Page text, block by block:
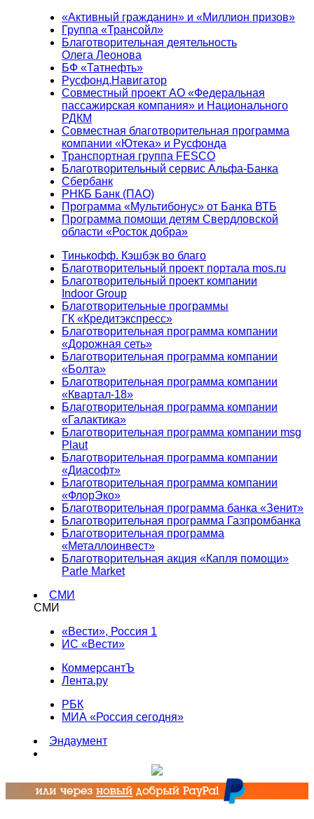
«Активный гражданин» и «Миллион призов»
Группа «Трансойл»
Благотворительная деятельность
Олега Леонова
БФ «Татнефть»
Русфонд.Навигатор
Совместный проект АО «Федеральная
пассажирская компания» и Национального
РДКМ
Совместная благотворительная программа
компании «Ютека» и Русфонда
Транспортная группа FESCO
Благотворительный сервис Альфа-Банка
Сбербанк
РНКБ Банк (ПАО)
Программа «Мультибонус» от Банка ВТБ
Программа помощи детям Свердловской
области «Росток добра»
Тинькофф. Кэшбэк во благо
Благотворительный проект портала mos.ru
Благотворительный проект компании
Indoor Group
Благотворительные программы
ГК «Кредитэкспресс»
Благотворительная программа компании
«Дорожная сеть»
Благотворительная программа компании
«Болта»
Благотворительная программа компании
«Квартал-18»
Благотворительная программа компании
«Галактика»
Благотворительная программа компании msg
Plaut
Благотворительная программа компании
«Диасофт»
Благотворительная программа компании
«ФлорЭко»
Благотворительная программа банка «Зенит»
Благотворительная программа Газпромбанка
Благотворительная программа
«Металлоинвест»
Благотворительная акция «Капля помощи»
Parle Market
СМИ
СМИ
«Вести», Россия 1
ИС «Вести»
КоммерсантЪ
Лента.ру
РБК
МИА «Россия сегодня»
Эндаумент